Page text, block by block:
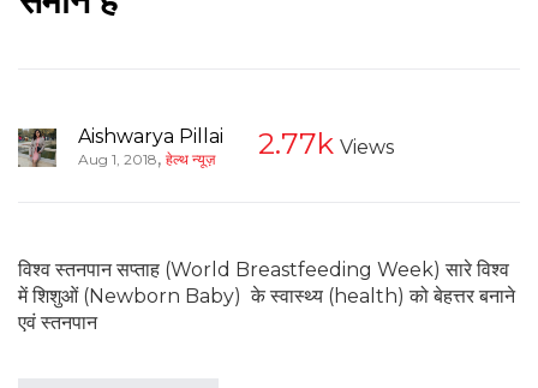
Aishwarya Pillai
Aug 1, 2018, हेल्थ न्यूज़ 2.77k Views
विश्व स्तनपान सप्ताह (World Breastfeeding Week) सारे विश्व
में शिशुओं (Newborn Baby) के स्वास्थ्य (health) को बेहत्तर बनाने
एवं स्तनपान